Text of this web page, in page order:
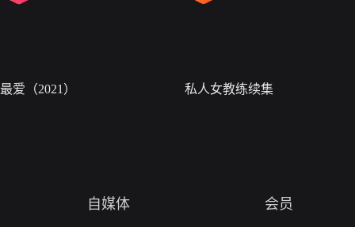
最爱（2021） 私人女教练续集
自媒体 会员